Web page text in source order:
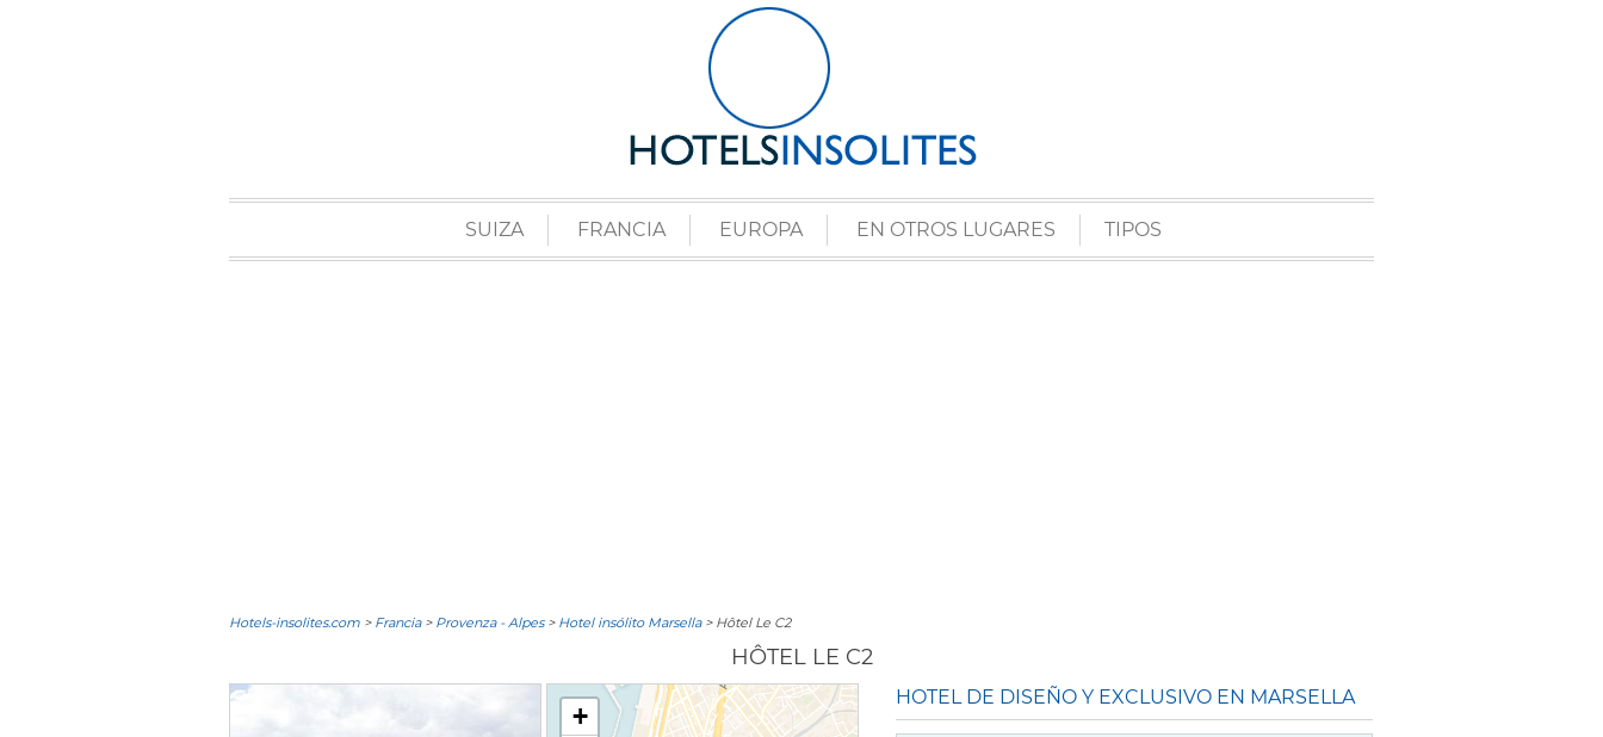
SUIZA FRANCIA EUROPA EN OTROS LUGARES TIPOS
Hotels-insolites.com > Francia> Provenza - Alpes> Hotel insólito Marsella> Hôtel Le C2
HÔTEL LE C2
+
HOTEL DE DISEÑO Y EXCLUSIVO EN MARSELLA